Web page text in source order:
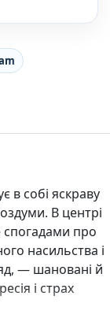
собі яскраву
В центрі
спогадами про
насильства і
— шановані й
і страх